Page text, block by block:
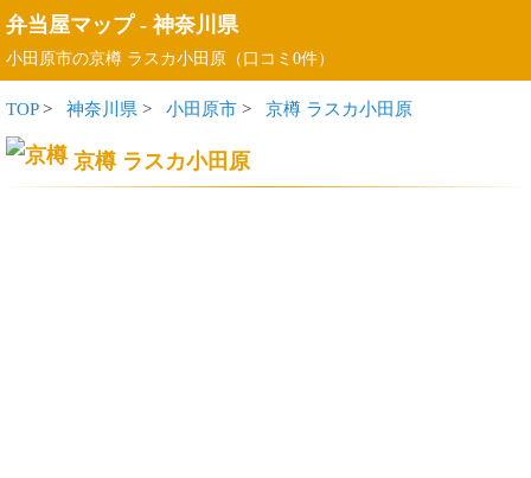
弁当屋マップ- 神奈川県
小田原市の京樽 ラスカ小田原（口コミ0件）
TOP> 神奈川県 > 小田原市 > 京樽 ラスカ小田原
京樽 ラスカ小田原